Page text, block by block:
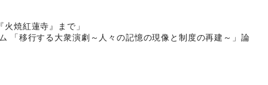
焼紅蓮寺』まで」
「移行する大衆演劇～人々の記憶の現像と制度の再建～」論